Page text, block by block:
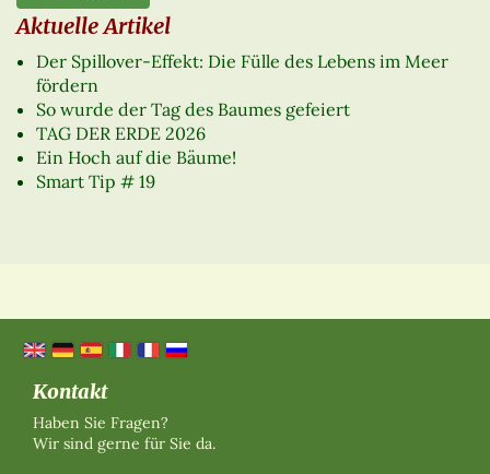
Aktuelle Artikel
Der Spillover-Effekt: Die Fülle des Lebens im Meer
fördern
So wurde der Tag des Baumes gefeiert
TAG DER ERDE 2026
Ein Hoch auf die Bäume!
Smart Tip # 19
Kontakt
Haben Sie Fragen?
Wir sind gerne für Sie da.